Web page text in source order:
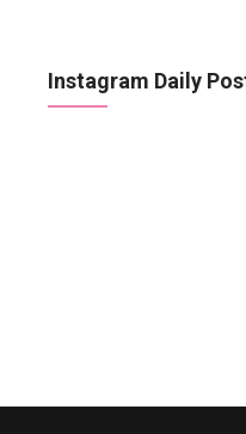
Instagram Daily